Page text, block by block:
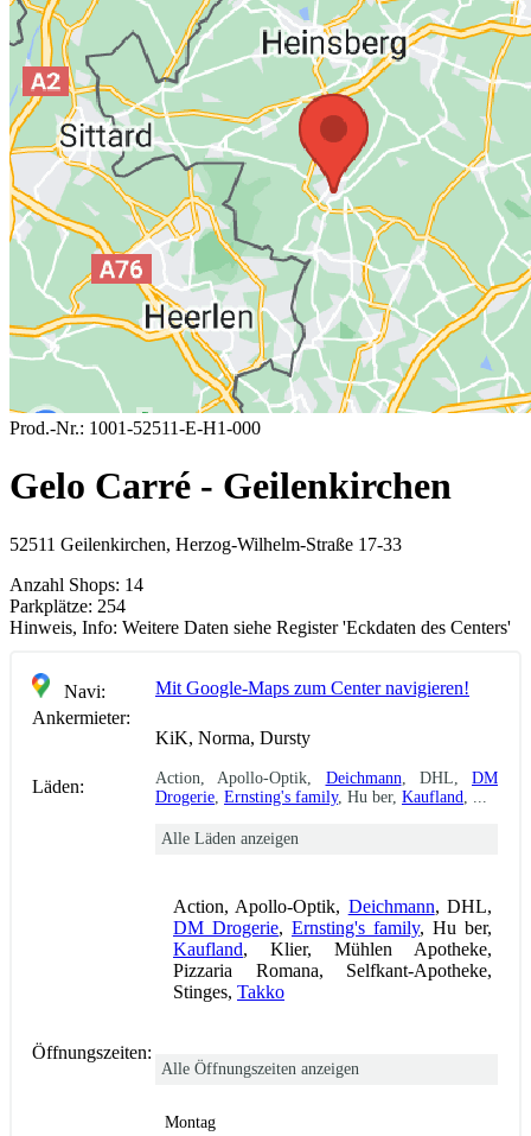
Prod.-Nr.: 1001-52511-E-H1-000
Gelo Carré - Geilenkirchen
52511 Geilenkirchen, Herzog-Wilhelm-Straße 17-33
Anzahl Shops: 14
Parkplätze: 254
Hinweis, Info: Weitere Daten siehe Register 'Eckdaten des Centers'
Navi:
Mit Google-Maps zum Center navigieren!
Ankermieter:
KiK, Norma, Dursty
Läden: Action, Apollo-Optik, Deichmann , DHL, DM
Drogerie Ernsting's family, Hu ber, Kaufland
Alle Läden anzeigen
Action, Apollo-Optik, Deichmann, DHL,
DM Drogerie, Ernsting's family, Hu ber,
Kaufland, Klier, Mühlen Apotheke,
Pizzaria Romana, Selfkant-Apotheke,
Stinges, Takko
Öffnungszeiten:
Alle Öffnungszeiten anzeigen
Montag